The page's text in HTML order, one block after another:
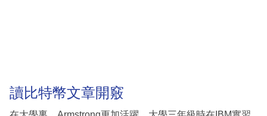
讀比特幣文章開竅